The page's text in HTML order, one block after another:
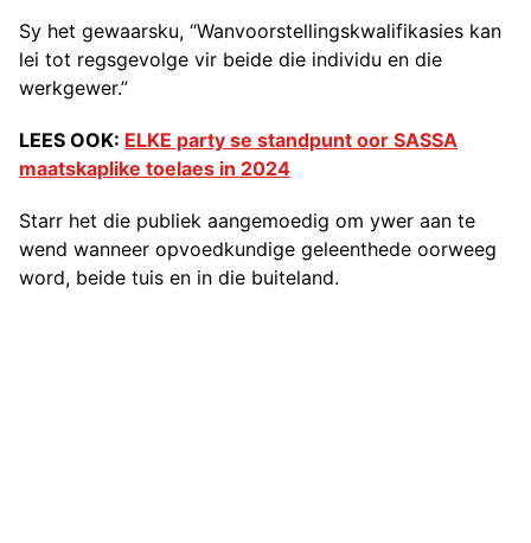
Sy het gewaarsku, “Wanvoorstellingskwalifikasies kan
lei tot regsgevolge vir beide die individu en die
werkgewer.”
LEES OOK: ELKE party se standpunt oor SASSA
maatskaplike toelaes in 2024
Starr het die publiek aangemoedig om ywer aan te
wend wanneer opvoedkundige geleenthede oorweeg
word, beide tuis en in die buiteland.